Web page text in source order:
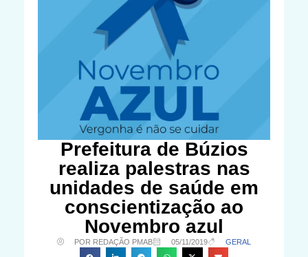
Prefeitura de Búzios
realiza palestras nas
unidades de saúde em
conscientização ao
Novembro azul
POR REDAÇÃO PMAB 05/11/2019 GERAL